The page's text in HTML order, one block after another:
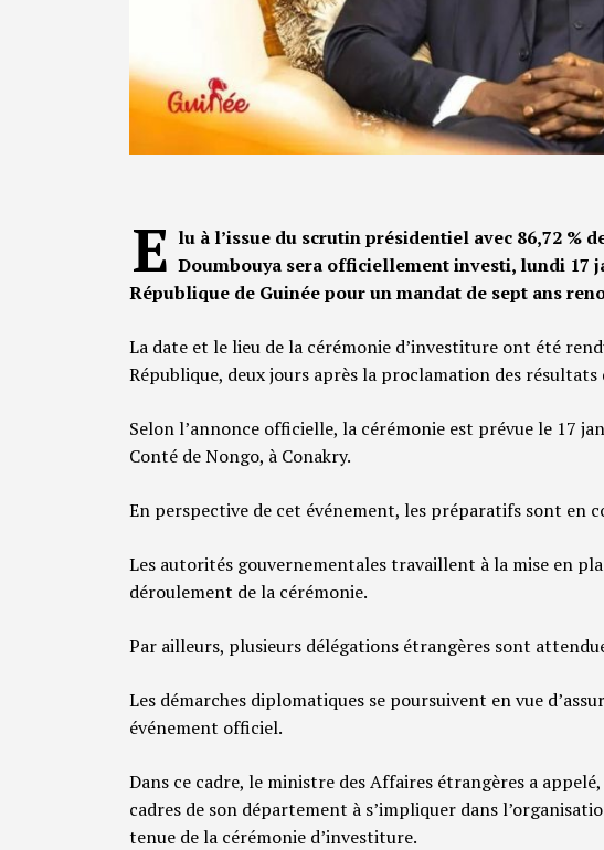
E lu à l’issue du scrutin présidentiel avec 86,72 %
Doumbouya sera officiellement investi, lundi 17
République de Guinée pour un mandat de sept ans
La date et le lieu de la cérémonie d’investiture ont été
République, deux jours après la proclamation des
Selon l’annonce officielle, la cérémonie est prévue le 17
Conté de Nongo, à Conakry.
En perspective de cet événement, les préparatifs sont en
Les autorités gouvernementales travaillent à la mise en
déroulement de la cérémonie.
Par ailleurs, plusieurs délégations étrangères sont
Les démarches diplomatiques se poursuivent en vue
événement officiel.
Dans ce cadre, le ministre des Affaires étrangères a
cadres de son département à s’impliquer dans
tenue de la cérémonie d’investiture.